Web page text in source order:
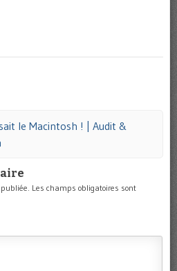
le Macintosh ! | Audit &
Les champs obligatoires sont